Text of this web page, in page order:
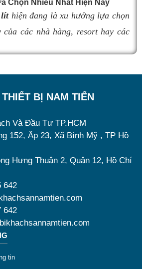
quan trọng. Dưới đây là
Chọn Nhiều Nhất Hiện Nay
líthiện đang là xu hướng lựa chọn
của các nhà hàng, resort hay các
loạt mẫu mã trên thị trường,
nhất? Nên chọn nồi hâm buffet
cồn? Cùng tìm hiểu những tiêu
bạn chọn được mẫu
chất lượng, bền đẹp và tối ưu chi
BỊ NAM TIẾN
Và Đầu Tư TP.HCM
152, Ấp 23, Xã Bình Mỹ , TP Hồ
Hưng Thuận 2, Quận 12, Hồ Chí
642
642
tin